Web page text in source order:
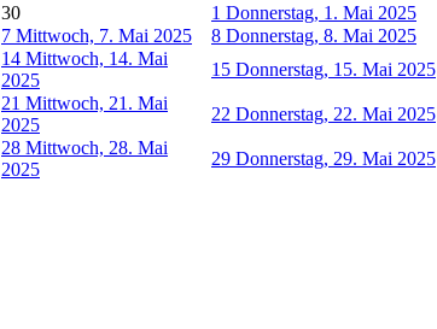
30 1 Donnerstag, 1. Mai 2025
7 Mittwoch, 7. Mai 2025 8 Donnerstag, 8. Mai 2025
14 Mittwoch, 14. Mai
2025
15 Donnerstag, 15. Mai 2025
21 Mittwoch, 21. Mai
2025
22 Donnerstag, 22. Mai 2025
28 Mittwoch, 28. Mai
2025
29 Donnerstag, 29. Mai 2025